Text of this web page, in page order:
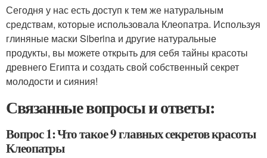
Сегодня у нас есть доступ к тем же натуральным
средствам, которые использовала Клеопатра. Используя
глиняные маски Siberina и другие натуральные
продукты, вы можете открыть для себя тайны красоты
древнего Египта и создать свой собственный секрет
молодости и сияния!
Связанные вопросы и ответы:
Вопрос 1: Что такое 9 главных секретов красоты
Клеопатры